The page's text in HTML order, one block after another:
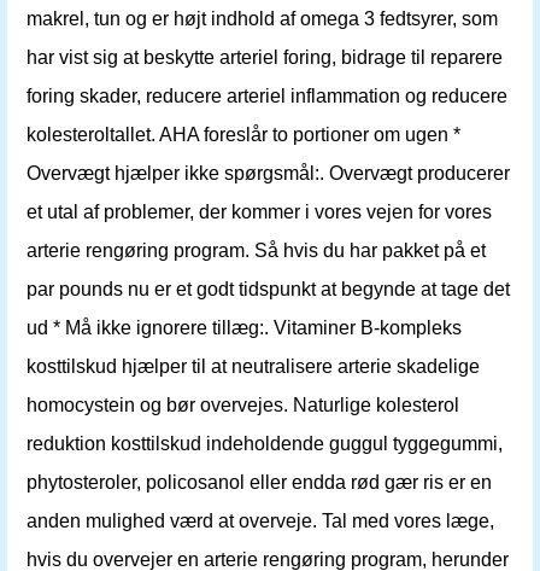
makrel, tun og er højt indhold af omega 3 fedtsyrer, som
har vist sig at beskytte arteriel foring, bidrage til reparere
foring skader, reducere arteriel inflammation og reducere
kolesteroltallet. AHA foreslår to portioner om ugen *
Overvægt hjælper ikke spørgsmål:. Overvægt producerer
et utal af problemer, der kommer i vores vejen for vores
arterie rengøring program. Så hvis du har pakket på et
par pounds nu er et godt tidspunkt at begynde at tage det
ud * Må ikke ignorere tillæg:. Vitaminer B-kompleks
kosttilskud hjælper til at neutralisere arterie skadelige
homocystein og bør overvejes. Naturlige kolesterol
reduktion kosttilskud indeholdende guggul tyggegummi,
phytosteroler, policosanol eller endda rød gær ris er en
anden mulighed værd at overveje. Tal med vores læge,
hvis du overvejer en arterie rengøring program, herunder